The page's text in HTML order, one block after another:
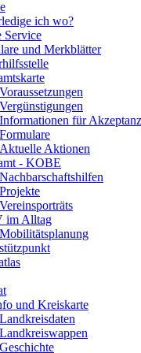
ich wo?
Service
und Merkblätter
Voraussetzungen
Vergünstigungen
Informationen für
Formulare
Aktuelle Aktionen
- KOBE
Nachbarschaftshilfen
Projekte
Vereinsporträts
im Alltag
Mobilitätsplanung
und Kreiskarte
Landkreisdaten
Landkreiswappen
Geschichte